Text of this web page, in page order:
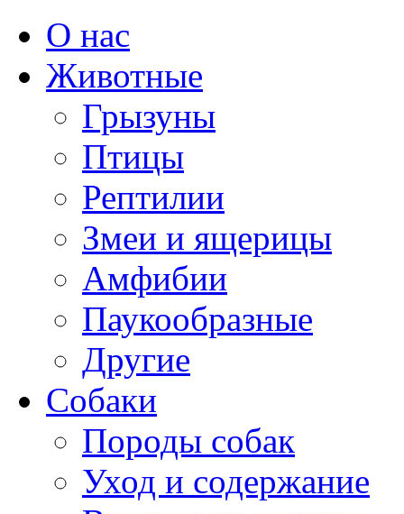
О нас
Животные
Грызуны
Птицы
Рептилии
Змеи и ящерицы
Амфибии
Паукообразные
Другие
Собаки
Породы собак
Уход и содержание